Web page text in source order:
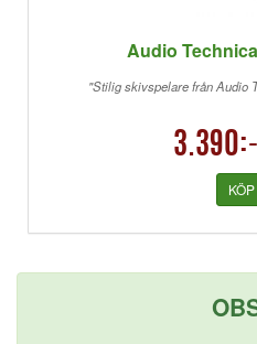
Audio
"Stilig skivspelare från Audio
3.390:-
KÖP